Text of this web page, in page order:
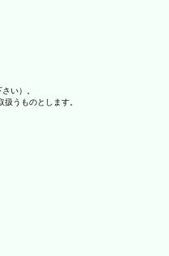
い）。
うものとします。